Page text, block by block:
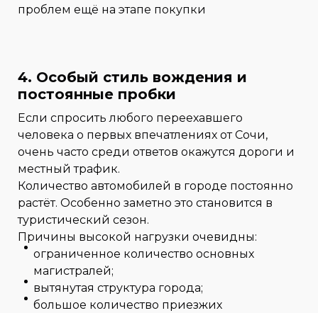
проблем ещё на этапе покупки
4. Особый стиль вождения и
постоянные пробки
Если спросить любого переехавшего
человека о первых впечатлениях от Сочи,
очень часто среди ответов окажутся дороги и
местный трафик.
Количество автомобилей в городе постоянно
растёт. Особенно заметно это становится в
туристический сезон.
Причины высокой нагрузки очевидны:
ограниченное количество основных
магистралей;
вытянутая структура города;
большое количество приезжих